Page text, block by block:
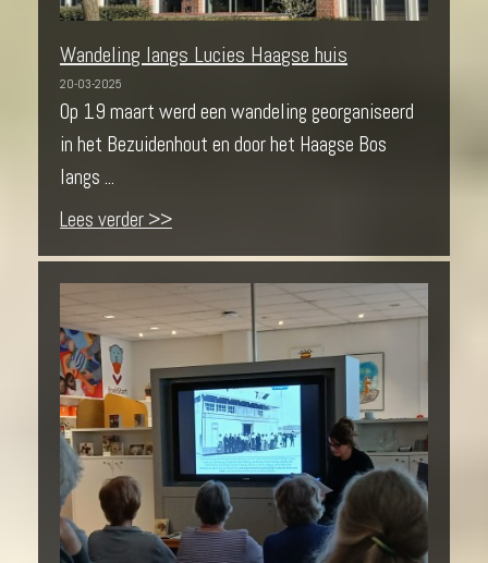
Wandeling langs Lucies Haagse huis
20-03-2025
Op 19 maart werd een wandeling georganiseerd
in het Bezuidenhout en door het Haagse Bos
langs ...
Lees verder >>